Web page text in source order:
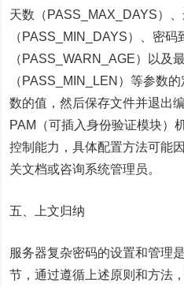
天数（PASS_MAX_DAYS）
（PASS_MIN_DAYS）、密码
（PASS_WARN_AGE）以及
（PASS_MIN_LEN）等参数
数的值，然后保存文件并退出
PAM（可插入身份验证模块）
控制能力，具体配置方法可能
关文档或咨询系统管理员。
五、上文归纳
服务器复杂密码的设置和管理
节，通过遵循上述原则和方法